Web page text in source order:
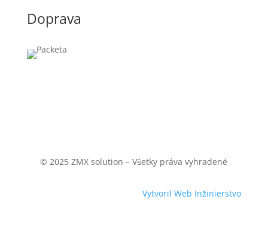
Doprava
© 2025 ZMX solution – Všetky práva vyhradené
Vytvoril Web Inžinierstvo